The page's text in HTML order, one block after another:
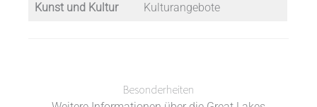
Kunst und Kultur Kulturangebote
Besonderheiten